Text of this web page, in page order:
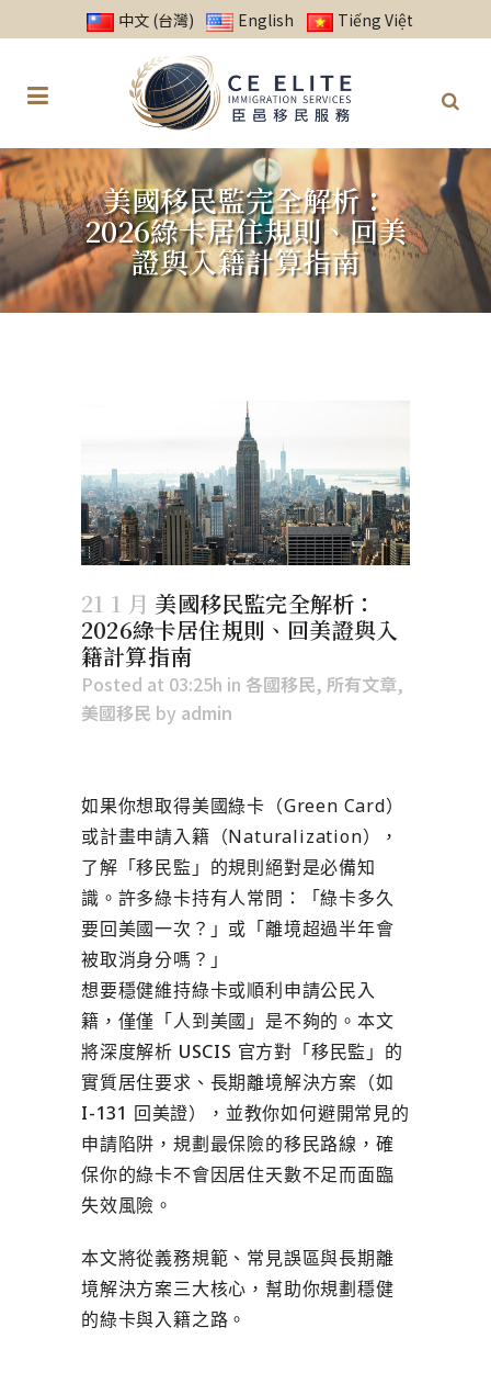
中文 (台灣) English Tiếng Việt
美國移民監完全解析：
2026綠卡居住規則、回美
證與入籍計算指南
21 1 月 美國移民監完全解析：
2026綠卡居住規則、回美證與入
籍計算指南
Posted at 03:25h in 各國移民, 所有文章,
美國移民 by admin
如果你想取得美國綠卡（Green Card）
或計畫申請入籍（Naturalization），
了解「移民監」的規則絕對是必備知
識。許多綠卡持有人常問：「綠卡多久
要回美國一次？ 」或「離境超過半年會
被取消身分嗎？ 」
想要穩健維持綠卡或順利申請公民入
籍，僅僅「人到美國」是不夠的。本文
將深度解析 USCIS 官方對「移民監」的
實質居住要求、長期離境解決方案（如
I-131 回美證）
，並教你如何避開常見的
申請陷阱，規劃最保險的移民路線， 確
保你的綠卡不會因居住天數不足而面臨
失效風險 。
本文將從義務規範、常見誤區與長期離
境解決方案三大核心 ，幫助你規劃穩健
的綠卡與入籍之路。